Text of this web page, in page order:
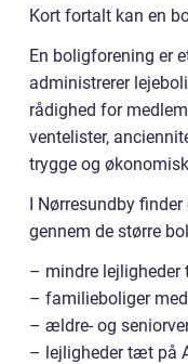
Kort fortalt kan en
En boligforening er
administrerer
rådighed for
ventelister,
trygge og
I Nørresundby
gennem de større
– mindre lejligheder
– familieboliger
– ældre- og
– lejligheder tæt på